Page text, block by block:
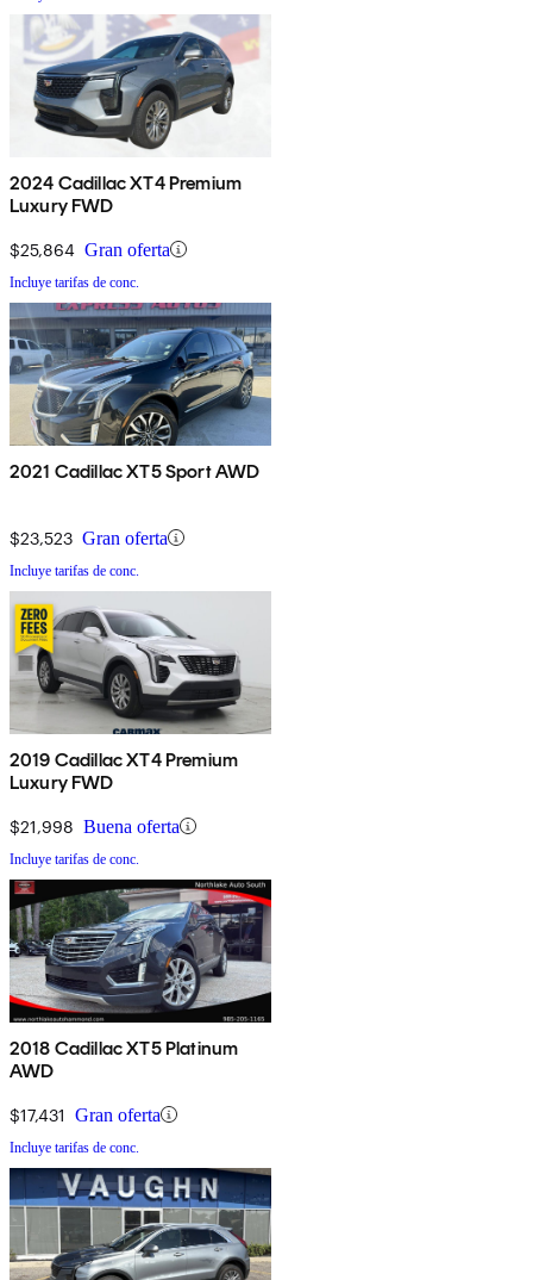
2024 Cadillac XT4 Premium
Luxury FWD
$25,864 Gran oferta
Incluye tarifas de conc.
2021 Cadillac XT5 Sport AWD
$23,523 Gran oferta
Incluye tarifas de conc.
2019 Cadillac XT4 Premium
Luxury FWD
$21,998 Buena oferta
Incluye tarifas de conc.
2018 Cadillac XT5 Platinum
AWD
$17,431 Gran oferta
Incluye tarifas de conc.